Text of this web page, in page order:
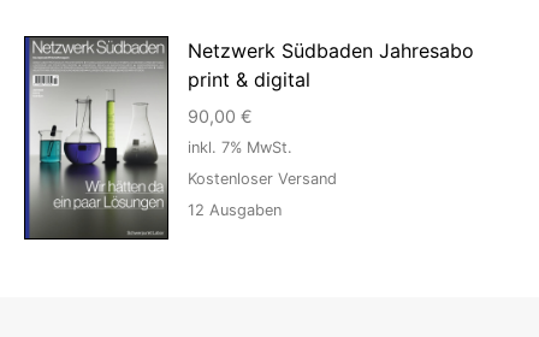
Netzwerk Südbaden Jahresabo
print & digital
90,00 €
inkl. 7% MwSt.
Kostenloser Versand
12 Ausgaben